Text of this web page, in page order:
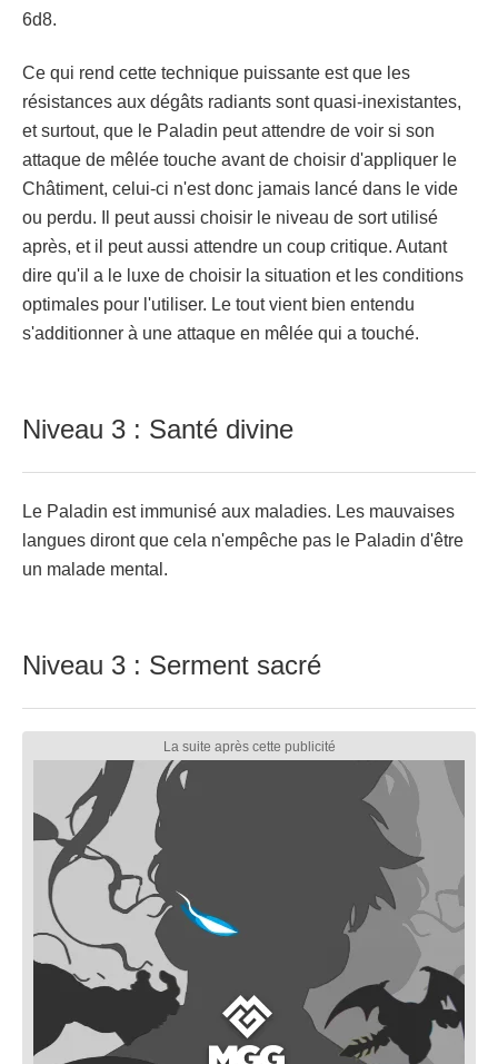
6d8.
Ce qui rend cette technique puissante est que les
résistances aux dégâts radiants sont quasi-inexistantes,
et surtout, que le Paladin peut attendre de voir si son
attaque de mêlée touche avant de choisir d'appliquer le
Châtiment, celui-ci n'est donc jamais lancé dans le vide
ou perdu. Il peut aussi choisir le niveau de sort utilisé
après, et il peut aussi attendre un coup critique. Autant
dire qu'il a le luxe de choisir la situation et les conditions
optimales pour l'utiliser. Le tout vient bien entendu
s'additionner à une attaque en mêlée qui a touché.
Niveau 3 : Santé divine
Le Paladin est immunisé aux maladies. Les mauvaises
langues diront que cela n'empêche pas le Paladin d'être
un malade mental.
Niveau 3 : Serment sacré